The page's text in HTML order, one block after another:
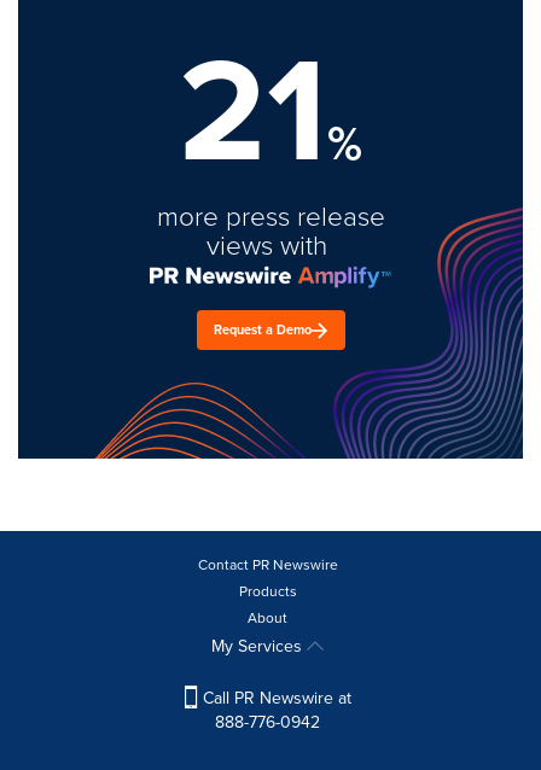
21%
more press release
views with
Request a Demo
Contact PR Newswire
Products
About
My Services
Call PR Newswire at
888-776-0942